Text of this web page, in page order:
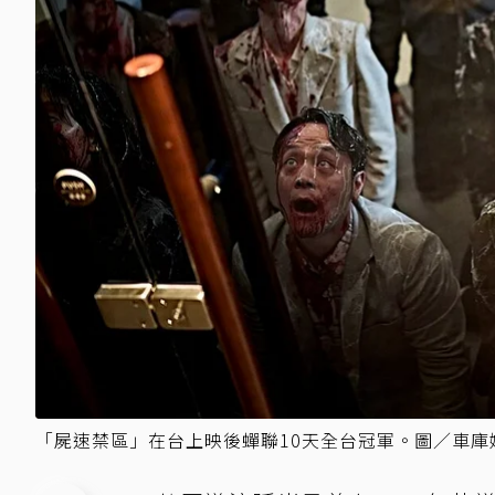
「屍速禁區」在台上映後蟬聯10天全台冠軍。圖／車